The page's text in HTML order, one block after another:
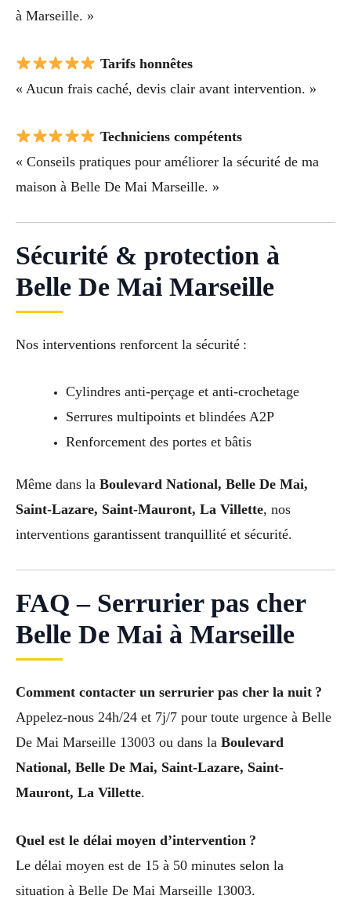
à Marseille. »
Tarifs honnêtes
« Aucun frais caché, devis clair avant intervention. »
Techniciens compétents
« Conseils pratiques pour améliorer la sécurité de ma
maison à Belle De Mai Marseille. »
Sécurité & protection à
Belle De Mai Marseille
Nos interventions renforcent la sécurité :
Cylindres anti-perçage et anti-crochetage
Serrures multipoints et blindées A2P
Renforcement des portes et bâtis
Même dans la Boulevard National, Belle De Mai,
Saint-Lazare, Saint-Mauront, La Villette, nos
interventions garantissent tranquillité et sécurité.
FAQ – Serrurier pas cher
Belle De Mai à Marseille
Comment contacter un serrurier pas cher la nuit ?
Appelez-nous 24h/24 et 7j/7 pour toute urgence à Belle
De Mai Marseille 13003 ou dans la Boulevard
National, Belle De Mai, Saint-Lazare, Saint-
Mauront, La Villette.
Quel est le délai moyen d’intervention ?
Le délai moyen est de 15 à 50 minutes selon la
situation à Belle De Mai Marseille 13003.